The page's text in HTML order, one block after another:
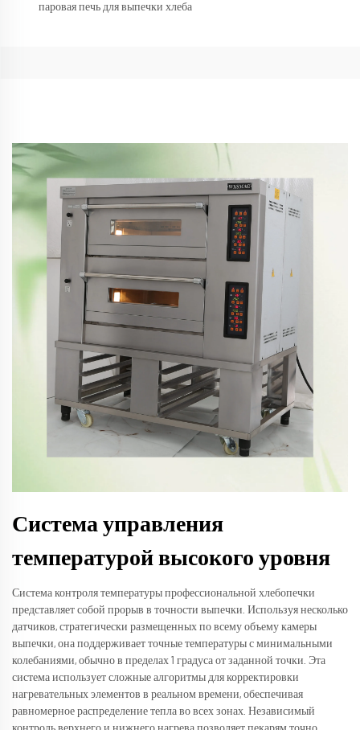
паровая печь для выпечки хлеба
Система управления
температурой высокого уровня
Система контроля температуры профессиональной хлебопечки
представляет собой прорыв в точности выпечки. Используя несколько
датчиков, стратегически размещенных по всему объему камеры
выпечки, она поддерживает точные температуры с минимальными
колебаниями, обычно в пределах 1 градуса от заданной точки. Эта
система использует сложные алгоритмы для корректировки
нагревательных элементов в реальном времени, обеспечивая
равномерное распределение тепла во всех зонах. Независимый